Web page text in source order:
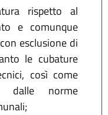
rispetto al
e comunque
esclusione di
le cubature
così come
dalle norme